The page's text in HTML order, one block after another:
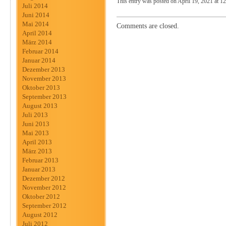
Juli 2014
Juni 2014
Mai 2014
April 2014
März 2014
Februar 2014
Januar 2014
Dezember 2013
November 2013
Oktober 2013
September 2013
August 2013
Juli 2013
Juni 2013
Mai 2013
April 2013
März 2013
Februar 2013
Januar 2013
Dezember 2012
November 2012
Oktober 2012
September 2012
August 2012
Juli 2012
Comments are closed.